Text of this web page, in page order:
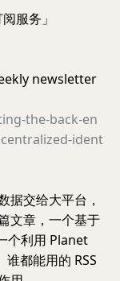
服务」
newsletter
the-back-en
ident
据交给大平台，
文章，一个基于
个利用 Planet
都能用的 RSS